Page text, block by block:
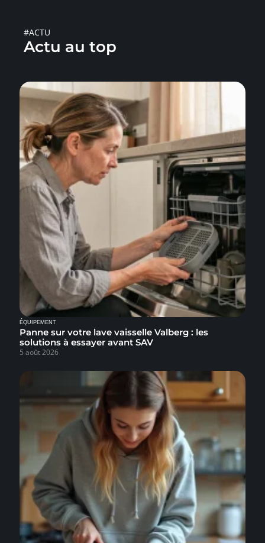
#ACTU
Actu au top
ÉQUIPEMENT
Panne sur votre lave vaisselle Valberg : les
solutions à essayer avant SAV
5 août 2026